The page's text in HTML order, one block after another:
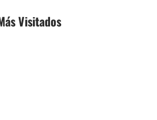
Visitados